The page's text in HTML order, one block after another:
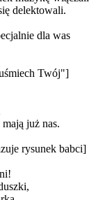
delektowali.
dla was
Twój"]
już nas.
rysunek babci]